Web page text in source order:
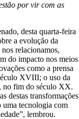
por vir com as
desta quarta-feira
a evolução da
relacionamos,
do impacto nos meios
como a prensa
XVIII; o uso da
no fim do século XX.
destas transformações
uma tecnologia com
lembrou.